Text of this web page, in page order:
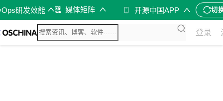
研发效能 媒体矩阵 开源中国APP 切
登录